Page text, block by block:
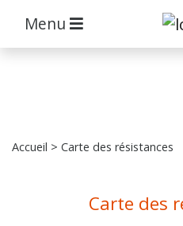
Menu
Accueil > Carte des résistances
Carte des